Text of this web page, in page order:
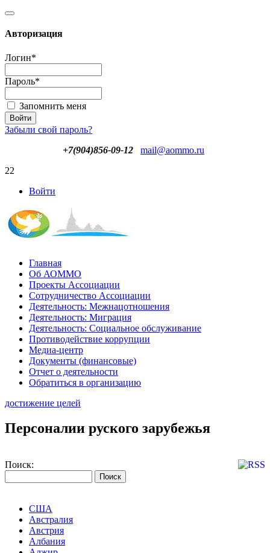
Авторизация
Логин*
Пароль*
Запомнить меня
Забыли свой пароль?
+7(904)856-09-12
mail@aommo.ru
22
Войти
Главная
Об АОММО
Проекты Ассоциации
Сотрудничество Ассоциации
Деятельность: Межнацотношения
Деятельность: Миграция
Деятельность: Социальное обслуживание
Противодействие коррупции
Медиа-центр
Документы (финансовые)
Отчет о деятельности
Обратиться в организацию
достижение целей
Персоналии руского зарубежья
Поиск:
США
Австралия
Австрия
Албания